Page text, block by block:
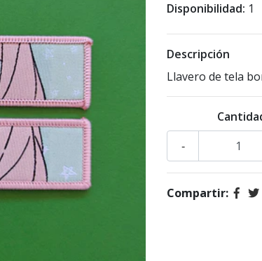
Disponibilidad: 1
Descripción
Llavero de tela
-
Compartir: